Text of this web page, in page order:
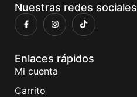
Nuestras redes sociales
Enlaces rápidos
Mi cuenta
Carrito